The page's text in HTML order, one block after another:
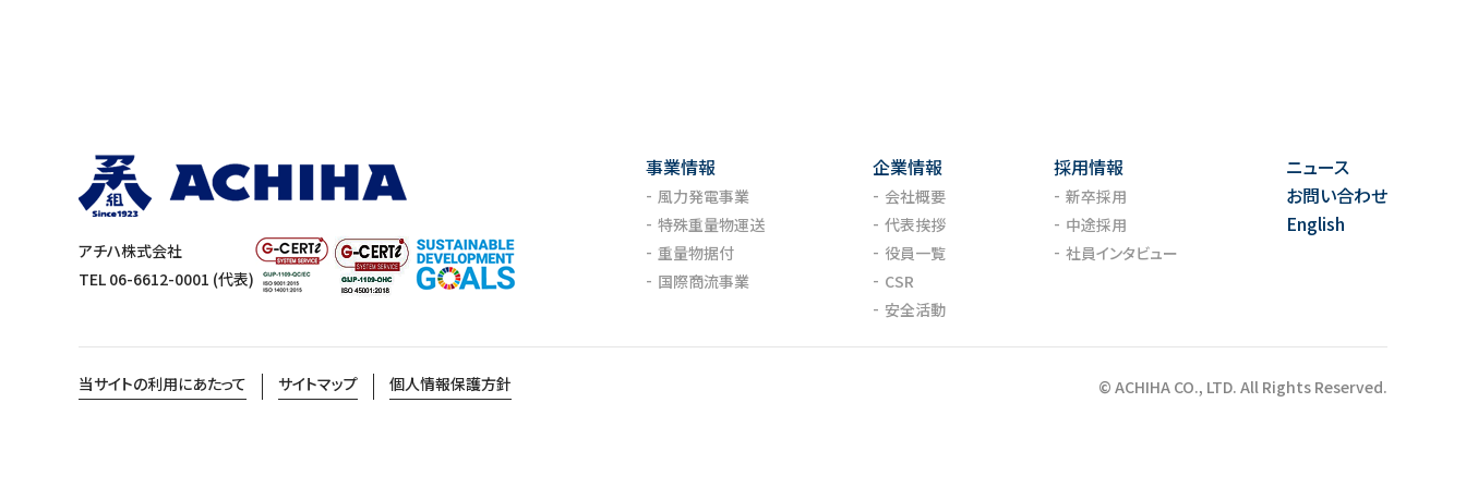
アチハ株式会社
TEL 06-6612-0001 (代表)
事業情報
風力発電事業
特殊重量物運送
重量物据付
国際商流事業
企業情報
会社概要
代表挨拶
役員一覧
CSR
安全活動
採用情報
新卒採用
中途採用
社員インタビュー
ニュース
お問い合わせ
English
当サイトの利用にあたって サイトマップ 個人情報保護方針 © ACHIHA CO., LTD. All Rights Reserved.